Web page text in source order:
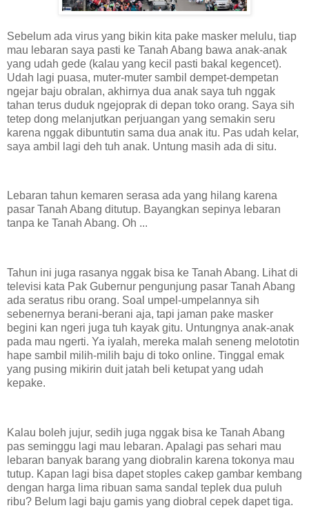
Sebelum ada virus yang bikin kita pake masker melulu, tiap
mau lebaran saya pasti ke Tanah Abang bawa anak-anak
yang udah gede (kalau yang kecil pasti bakal kegencet).
Udah lagi puasa, muter-muter sambil dempet-dempetan
ngejar baju obralan, akhirnya dua anak saya tuh nggak
tahan terus duduk ngejoprak di depan toko orang. Saya sih
tetep dong melanjutkan perjuangan yang semakin seru
karena nggak dibuntutin sama dua anak itu. Pas udah kelar,
saya ambil lagi deh tuh anak. Untung masih ada di situ.
Lebaran tahun kemaren serasa ada yang hilang karena
pasar Tanah Abang ditutup. Bayangkan sepinya lebaran
tanpa ke Tanah Abang. Oh ...
Tahun ini juga rasanya nggak bisa ke Tanah Abang. Lihat di
televisi kata Pak Gubernur pengunjung pasar Tanah Abang
ada seratus ribu orang. Soal umpel-umpelannya sih
sebenernya berani-berani aja, tapi jaman pake masker
begini kan ngeri juga tuh kayak gitu. Untungnya anak-anak
pada mau ngerti. Ya iyalah, mereka malah seneng melototin
hape sambil milih-milih baju di toko online. Tinggal emak
yang pusing mikirin duit jatah beli ketupat yang udah
kepake.
Kalau boleh jujur, sedih juga nggak bisa ke Tanah Abang
pas seminggu lagi mau lebaran. Apalagi pas sehari mau
lebaran banyak barang yang diobralin karena tokonya mau
tutup. Kapan lagi bisa dapet stoples cakep gambar kembang
dengan harga lima ribuan sama sandal teplek dua puluh
ribu? Belum lagi baju gamis yang diobral cepek dapet tiga.